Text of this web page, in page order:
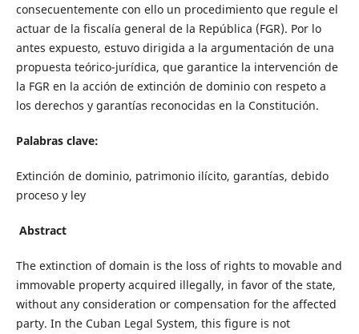
consecuentemente con ello un procedimiento que regule el
actuar de la fiscalía general de la República (FGR). Por lo
antes expuesto, estuvo dirigida a la argumentación de una
propuesta teórico-jurídica, que garantice la intervención de
la FGR en la acción de extinción de dominio con respeto a
los derechos y garantías reconocidas en la Constitución.
Palabras clave:
Extinción de dominio, patrimonio ilícito, garantías, debido
proceso y ley
Abstract
The extinction of domain is the loss of rights to movable and
immovable property acquired illegally, in favor of the state,
without any consideration or compensation for the affected
party. In the Cuban Legal System, this figure is not